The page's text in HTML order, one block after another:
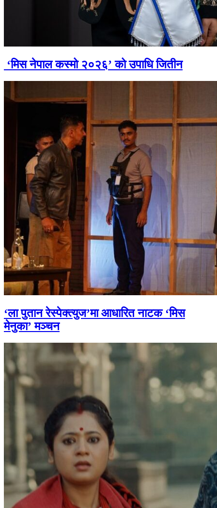
‘मिस नेपाल कस्मो २०२६’ को उपाधि जितीन
‘ला पुतान रेस्पेक्त्युज’मा आधारित नाटक ‘मिस
मेनुका’ मञ्चन